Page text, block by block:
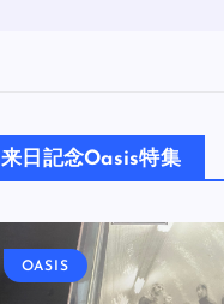
来日記念Oasis特集
OASIS